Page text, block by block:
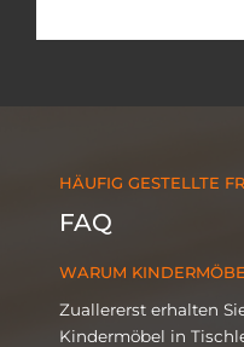
vor, damit Sie
Einrichtung um
HÄUFIG GESTELLTE
FAQ
WARUM
Zuallererst erhalten
Kindermöbel in